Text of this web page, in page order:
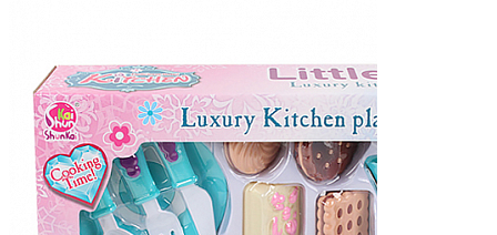
Зимний Ассортимент
Детская мебель
О магазине
Доставка и Оплата
Гарантия и возврат
Контакты